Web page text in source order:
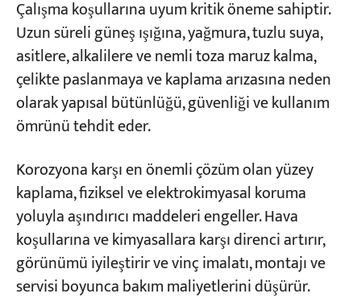
Epoksi Kaplamalar
Poliüretan Kaplamalar
Klorlu Kauçuk Kaplama
Saf Akrilik Kaplamalar
5946-2018 uyarınca)
Seçim Kılavuzu: Tavan ve Portal Vinçler İçin
Doğru Kaplama Sistemini Seçme Rehberi
Vinç Kaplama Sistemleri Korozyon
Ortamlarına Nasıl Uyarlanır?
Çalışma koşullarına uyum kritik öneme sahiptir.
Uzun süreli güneş ışığına, yağmura, tuzlu suya,
asitlere, alkalilere ve nemli toza maruz kalma,
çelikte paslanmaya ve kaplama arızasına neden
olarak yapısal bütünlüğü, güvenliği ve kullanım
ömrünü tehdit eder.
Korozyona karşı en önemli çözüm olan yüzey
kaplama, fiziksel ve elektrokimyasal koruma
yoluyla aşındırıcı maddeleri engeller. Hava
koşullarına ve kimyasallara karşı direnci artırır,
görünümü iyileştirir ve vinç imalatı, montajı ve
servisi boyunca bakım maliyetlerini düşürür.